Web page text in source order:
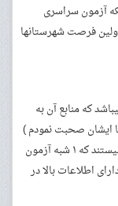
آزمون سراسری
فرصت شهرستانها
که منابع آن به
ایشان صحبت نمودم )
درجریان منبع سوالات نبودند، و بیشتر دنبال افرادی نیستند که ۱ شبه آزمون
اطلاعات بالا در